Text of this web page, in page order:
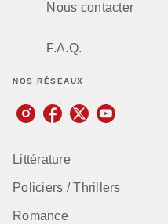
Nous contacter
F.A.Q.
NOS RÉSEAUX
Littérature
Policiers / Thrillers
Romance